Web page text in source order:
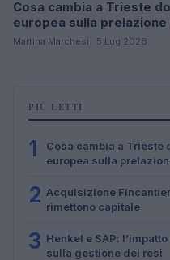
Cosa cambia a Trieste
europea sulla
Martina Marchesi · 5 Lug 2026
PIÙ LETTI
1
Cosa cambia a Trieste
europea sulla
2 Acquisizione
rimettono capitale
3 Henkel e SAP:
sulla gestione dei resi